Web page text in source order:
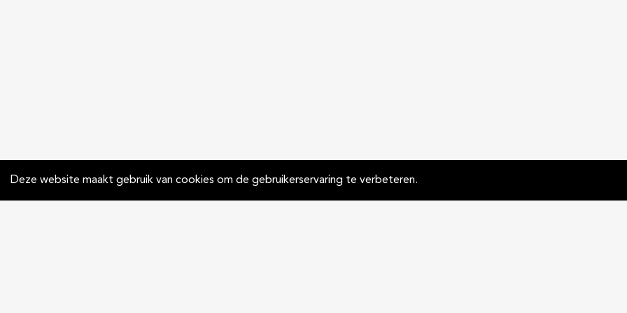
Deze website maakt gebruik van cookies om de gebruikerservaring te verbeteren.